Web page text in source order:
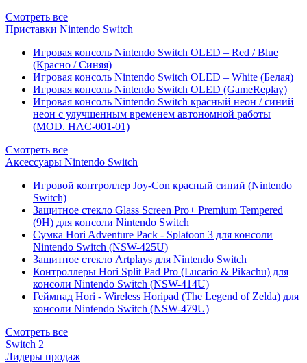
Смотреть все
Приставки Nintendo Switch
Игровая консоль Nintendo Switch OLED – Red / Blue
(Красно / Синяя)
Игровая консоль Nintendo Switch OLED – White (Белая)
Игровая консоль Nintendo Switch OLED (GameReplay)
Игровая консоль Nintendo Switch красный неон / синий
неон с улучшенным временем автономной работы
(MOD. HAC-001-01)
Смотреть все
Аксессуары Nintendo Switch
Игровой контроллер Joy-Con красный синий (Nintendo
Switch)
Защитное стекло Glass Screen Pro+ Premium Tempered
(9H) для консоли Nintendo Switch
Сумка Hori Adventure Pack - Splatoon 3 для консоли
Nintendo Switch (NSW-425U)
Защитное стекло Artplays для Nintendo Switch
Контроллеры Hori Split Pad Pro (Lucario & Pikachu) для
консоли Nintendo Switch (NSW-414U)
Геймпад Hori - Wireless Horipad (The Legend of Zelda) для
консоли Nintendo Switch (NSW-479U)
Смотреть все
Switch 2
Лидеры продаж